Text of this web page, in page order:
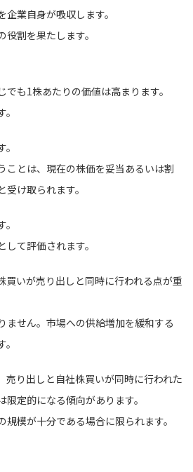
業自身が吸収します。
割を果たします。
も1株あたりの価値は高まります。
ことは、現在の株価を妥当あるいは割
け取られます。
て評価されます。
買いが売り出しと同時に行われる点が重
ません。市場への供給増加を緩和する
売り出しと自社株買いが同時に行われた
定的になる傾向があります。
模が十分である場合に限られます。